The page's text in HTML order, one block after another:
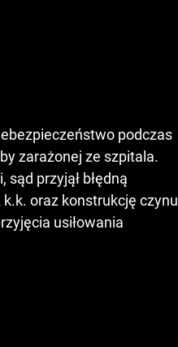
podczas
zarażonej ze szpitala.
przyjął błędną
oraz konstrukcję czynu
usiłowania